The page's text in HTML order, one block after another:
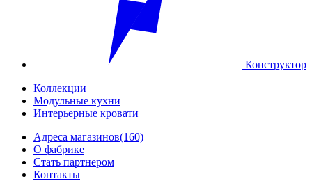
Конструктор
Коллекции
Модульные кухни
Интерьерные кровати
Адреса магазинов(160)
О фабрике
Стать партнером
Контакты